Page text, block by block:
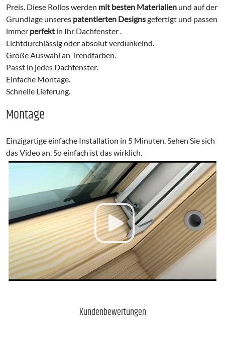
Preis. Diese Rollos werden mit besten Materialien und auf der
Grundlage unseres patentierten Designsgefertigt und passen
immer perfekt in Ihr Dachfenster .
Lichtdurchlässig oder absolut verdunkelnd.
Große Auswahl an Trendfarben.
Passt in jedes Dachfenster.
Einfache Montage.
Schnelle Lieferung.
Montage
Einzigartige einfache Installation in 5 Minuten. Sehen Sie sich
das Video an. So einfach ist das wirklich.
Kundenbewertungen